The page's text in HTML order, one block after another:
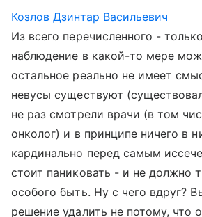
Козлов Дзинтар Васильевич
Из всего перечисленного -
наблюдение в какой-то мере
остальное реально не имеет
невусы существуют
не раз смотрели врачи (в том
онколог) и в принципе ничего в
кардинально перед самым
стоит паниковать - и не должно
особого быть. Ну с чего вдруг?
решение удалить не потому, что